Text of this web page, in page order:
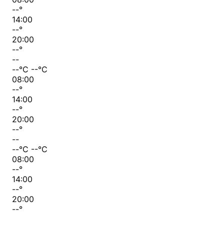
--°
14:00
--°
20:00
--°
--
--°C --°C
08:00
--°
14:00
--°
20:00
--°
--
--°C --°C
08:00
--°
14:00
--°
20:00
--°